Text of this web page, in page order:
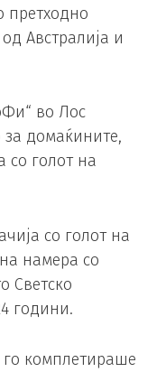
претходно
Австралија и
во Лос
домаќините,
со голот на
со голот на
намера со
Светско
години.
комплетираше